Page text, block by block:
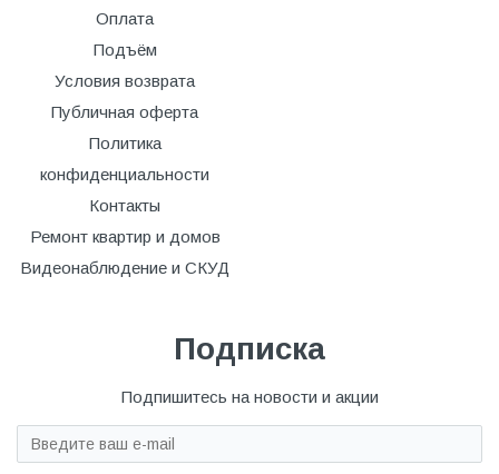
Оплата
Подъём
Условия возврата
Публичная оферта
Политика
конфиденциальности
Контакты
Ремонт квартир и домов
Видеонаблюдение и СКУД
Подписка
Подпишитесь на новости и акции